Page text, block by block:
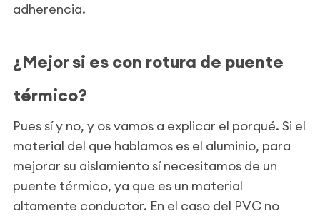
adherencia.
¿Mejor si es con rotura de puente
térmico?
Pues sí y no, y os vamos a explicar el porqué. Si el
material del que hablamos es el aluminio, para
mejorar su aislamiento sí necesitamos de un
puente térmico, ya que es un material
altamente conductor. En el caso del PVC no